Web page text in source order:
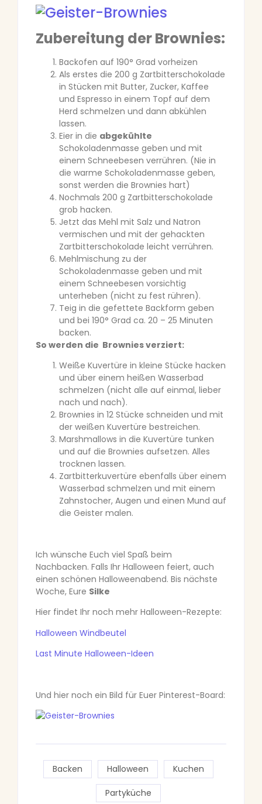
Zubereitung der Brownies:
Backofen auf 190° Grad vorheizen
Als erstes die 200 g Zartbitterschokolade
in Stücken mit Butter, Zucker, Kaffee
und Espresso in einem Topf auf dem
Herd schmelzen und dann abkühlen
lassen.
Eier in die abgekühlte
Schokoladenmasse geben und mit
einem Schneebesen verrühren. (Nie in
die warme Schokoladenmasse geben,
sonst werden die Brownies hart)
Nochmals 200 g Zartbitterschokolade
grob hacken.
Jetzt das Mehl mit Salz und Natron
vermischen und mit der gehackten
Zartbitterschokolade leicht verrühren.
Mehlmischung zu der
Schokoladenmasse geben und mit
einem Schneebesen vorsichtig
unterheben (nicht zu fest rühren).
Teig in die gefettete Backform geben
und bei 190° Grad ca. 20 – 25 Minuten
backen.
So werden die Brownies verziert:
Weiße Kuvertüre in kleine Stücke hacken
und über einem heißen Wasserbad
schmelzen (nicht alle auf einmal, lieber
nach und nach).
Brownies in 12 Stücke schneiden und mit
der weißen Kuvertüre bestreichen.
Marshmallows in die Kuvertüre tunken
und auf die Brownies aufsetzen. Alles
trocknen lassen.
Zartbitterkuvertüre ebenfalls über einem
Wasserbad schmelzen und mit einem
Zahnstocher, Augen und einen Mund auf
die Geister malen.
Ich wünsche Euch viel Spaß beim
Nachbacken. Falls Ihr Halloween feiert, auch
einen schönen Halloweenabend. Bis nächste
Woche, Eure Silke
Hier findet Ihr noch mehr Halloween-Rezepte:
Halloween Windbeutel
Last Minute Halloween-Ideen
Und hier noch ein Bild für Euer Pinterest-Board:
Backen Halloween Kuchen
Partyküche